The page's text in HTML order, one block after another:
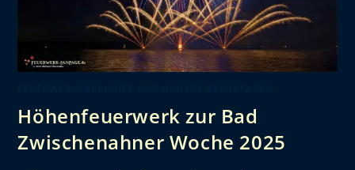
Höhenfeuerwerk zur Bad
Zwischenahner Woche 2025